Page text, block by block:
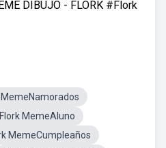
DIBUJO - FLORK #Flork
MemeNamorados
Flork MemeAluno
MemeCumpleaños